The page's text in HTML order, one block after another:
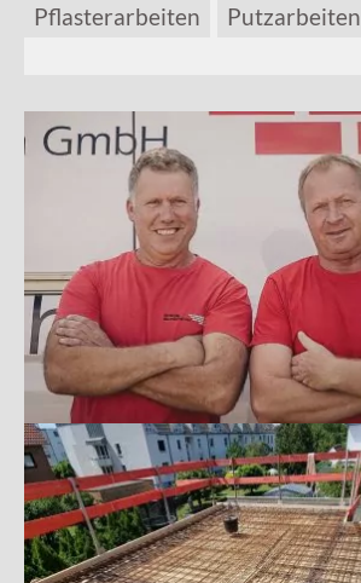
Pflasterarbeiten
Putzarbeiten